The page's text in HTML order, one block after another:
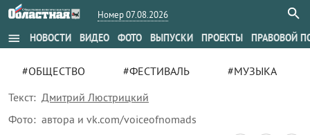
Номер 07.08.2026
menu НОВОСТИ ВИДЕО ФОТО ВЫПУСКИ ПРОЕКТЫ ПРАВОВОЙ
#ОБЩЕСТВО #ФЕСТИВАЛЬ
#МУЗЫКА
Текст: Дмитрий Люстрицкий
Фото: автора и vk.com/voiceofnomads